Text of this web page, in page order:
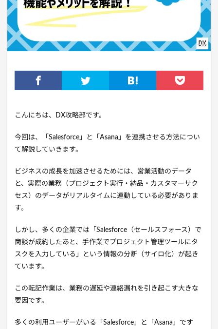
こんにちは、DX攻略部です。
今回は、「Salesforce」と「Asana」を連携させる方法につい
て解説していきます。
ビジネスの成長を加速させるためには、営業活動のデータ
と、実際の業務（プロジェクト実行・納品・カスタマーサク
セス）のデータがリアルタイムに連動している必要がありま
す。
しかし、多くの企業では「Salesforce（セールスフォース）で
商談が成約したあと、手作業でプロジェクト管理ツールにタ
スクを入力している」という情報の分断（サイロ化）が起き
ています。
この転記作業は、業務の遅延や連絡漏れを引き起こす大きな
要因です。
多くの利用ユーザーがいる「Salesforce」と「Asana」です